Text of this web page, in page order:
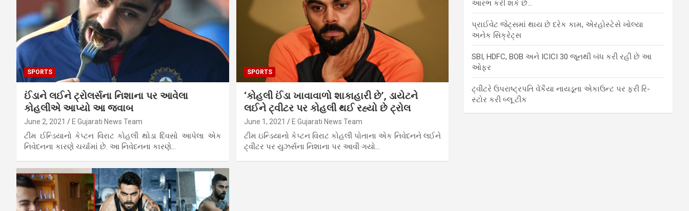
SPORTS
ઈંડાને લઈને ટ્રોલર્સના નિશાના પર આવેલા
કોહલીએ આપ્યો આ જવાબ
June 2, 2021 E Gujarati News Team
ટીમ ઈન્ડિયાનો કેપ્ટન વિરાટ કોહલી થોડા દિવસો આપેલા એક
નિવેદનના કારણે ચર્ચામાં છે. આ નિવેદનના કારણે…
SPORTS
‘કોહલી ઈંડા ખાવાવાળો શાકાહારી છે’, ડાયેટને
લઈને ટ્વીટર પર કોહલી થઈ રહ્યો છે ટ્રોલ
June 1, 2021 E Gujarati News Team
ટીમ ઇન્ડિયાનો કેપ્ટન વિરાટ કોહલી પોતાના એક નિવેદનને લઈને
ટ્વીટર પર યુઝર્સના નિશાના પર આવી ગયો…
આરંભ કરી શકે છે…
પ્રાઈવેટ જેટ્સમાં થાય છે દરેક કામ, એરહોસ્ટેસે ખોલ્યા
અનેક સિક્રેટ્સ
SBI, HDFC, BOB અને ICICI 30 જૂનથી બંધ કરી રહી છે આ
ઓફર
ટ્વીટરે ઉપરાષ્ટ્રપતિ વેંકૈયા નાયડૂના એકાઉન્ટ પર ફરી રિ-
સ્ટોર કરી બ્લૂ ટીક